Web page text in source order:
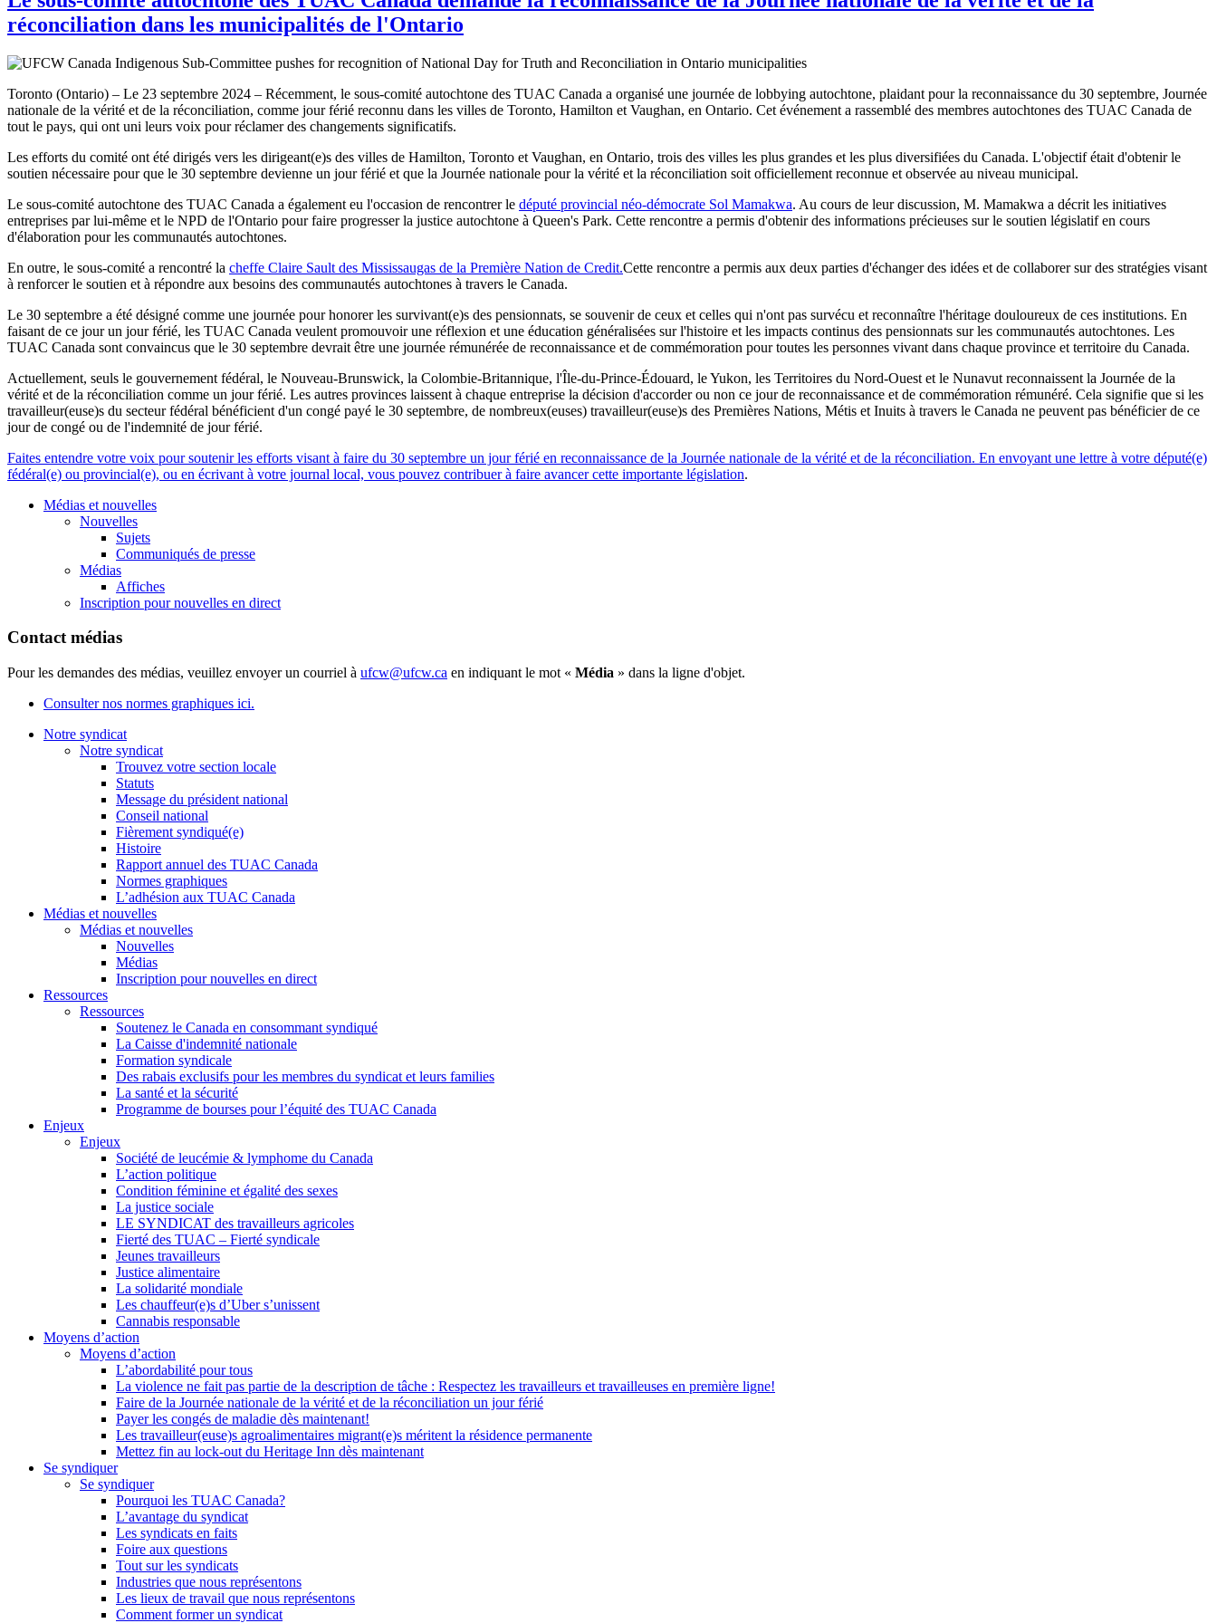
réconciliation dans les municipalités de l'Ontario
Toronto (Ontario) – Le 23 septembre 2024 – Récemment, le sous-comité autochtone des TUAC Canada a organisé une journée de lobbying autochtone, plaidant pour la reconnaissance du 30 septembre, Journée
nationale de la vérité et de la réconciliation, comme jour férié reconnu dans les villes de Toronto, Hamilton et Vaughan, en Ontario. Cet événement a rassemblé des membres autochtones des TUAC Canada de
tout le pays, qui ont uni leurs voix pour réclamer des changements significatifs.
Les efforts du comité ont été dirigés vers les dirigeant(e)s des villes de Hamilton, Toronto et Vaughan, en Ontario, trois des villes les plus grandes et les plus diversifiées du Canada. L'objectif était d'obtenir le
soutien nécessaire pour que le 30 septembre devienne un jour férié et que la Journée nationale pour la vérité et la réconciliation soit officiellement reconnue et observée au niveau municipal.
Le sous-comité autochtone des TUAC Canada a également eu l'occasion de rencontrer le député provincial néo-démocrate Sol Mamakwa. Au cours de leur discussion, M. Mamakwa a décrit les initiatives
entreprises par lui-même et le NPD de l'Ontario pour faire progresser la justice autochtone à Queen's Park. Cette rencontre a permis d'obtenir des informations précieuses sur le soutien législatif en cours
d'élaboration pour les communautés autochtones.
En outre, le sous-comité a rencontré la cheffe Claire Sault des Mississaugas de la Première Nation de Credit.Cette rencontre a permis aux deux parties d'échanger des idées et de collaborer sur des stratégies visant
à renforcer le soutien et à répondre aux besoins des communautés autochtones à travers le Canada.
Le 30 septembre a été désigné comme une journée pour honorer les survivant(e)s des pensionnats, se souvenir de ceux et celles qui n'ont pas survécu et reconnaître l'héritage douloureux de ces institutions. En
faisant de ce jour un jour férié, les TUAC Canada veulent promouvoir une réflexion et une éducation généralisées sur l'histoire et les impacts continus des pensionnats sur les communautés autochtones. Les
TUAC Canada sont convaincus que le 30 septembre devrait être une journée rémunérée de reconnaissance et de commémoration pour toutes les personnes vivant dans chaque province et territoire du Canada.
Actuellement, seuls le gouvernement fédéral, le Nouveau-Brunswick, la Colombie-Britannique, l'Île-du-Prince-Édouard, le Yukon, les Territoires du Nord-Ouest et le Nunavut reconnaissent la Journée de la
vérité et de la réconciliation comme un jour férié. Les autres provinces laissent à chaque entreprise la décision d'accorder ou non ce jour de reconnaissance et de commémoration rémunéré. Cela signifie que si les
travailleur(euse)s du secteur fédéral bénéficient d'un congé payé le 30 septembre, de nombreux(euses) travailleur(euse)s des Premières Nations, Métis et Inuits à travers le Canada ne peuvent pas bénéficier de ce
jour de congé ou de l'indemnité de jour férié.
Faites entendre votre voix pour soutenir les efforts visant à faire du 30 septembre un jour férié en reconnaissance de la Journée nationale de la vérité et de la réconciliation. En envoyant une lettre à votre député(e)
fédéral(e) ou provincial(e), ou en écrivant à votre journal local, vous pouvez contribuer à faire avancer cette importante législation.
Médias et nouvelles
Nouvelles
Sujets
Communiqués de presse
Médias
Affiches
Inscription pour nouvelles en direct
Contact médias
Pour les demandes des médias, veuillez envoyer un courriel à ufcw@ufcw.ca en indiquant le mot « Média » dans la ligne d'objet.
Consulter nos normes graphiques ici.
Notre syndicat
Notre syndicat
Trouvez votre section locale
Statuts
Message du président national
Conseil national
Fièrement syndiqué(e)
Histoire
Rapport annuel des TUAC Canada
Normes graphiques
L’adhésion aux TUAC Canada
Médias et nouvelles
Médias et nouvelles
Nouvelles
Médias
Inscription pour nouvelles en direct
Ressources
Ressources
Soutenez le Canada en consommant syndiqué
La Caisse d'indemnité nationale
Formation syndicale
Des rabais exclusifs pour les membres du syndicat et leurs families
La santé et la sécurité
Programme de bourses pour l’équité des TUAC Canada
Enjeux
Enjeux
Société de leucémie & lymphome du Canada
L’action politique
Condition féminine et égalité des sexes
La justice sociale
LE SYNDICAT des travailleurs agricoles
Fierté des TUAC – Fierté syndicale
Jeunes travailleurs
Justice alimentaire
La solidarité mondiale
Les chauffeur(e)s d’Uber s’unissent
Cannabis responsable
Moyens d’action
Moyens d’action
L’abordabilité pour tous
La violence ne fait pas partie de la description de tâche : Respectez les travailleurs et travailleuses en première ligne!
Faire de la Journée nationale de la vérité et de la réconciliation un jour férié
Payer les congés de maladie dès maintenant!
Les travailleur(euse)s agroalimentaires migrant(e)s méritent la résidence permanente
Mettez fin au lock-out du Heritage Inn dès maintenant
Se syndiquer
Se syndiquer
Pourquoi les TUAC Canada?
L’avantage du syndicat
Les syndicats en faits
Foire aux questions
Tout sur les syndicats
Industries que nous représentons
Les lieux de travail que nous représentons
Comment former un syndicat